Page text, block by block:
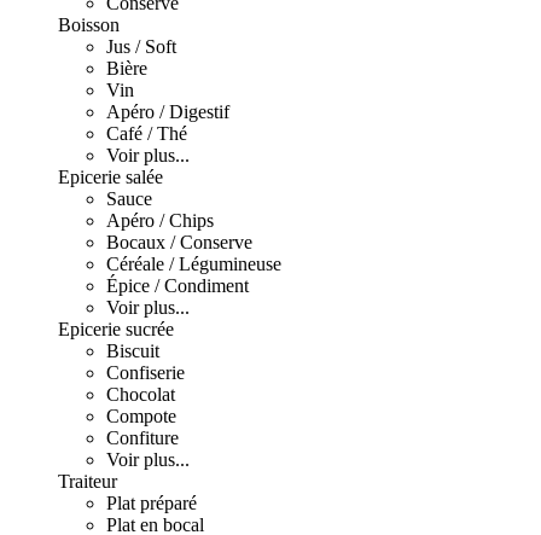
Boisson
Jus / Soft
Bière
Vin
Apéro / Digestif
Café / Thé
Voir plus...
Epicerie salée
Sauce
Apéro / Chips
Bocaux / Conserve
Céréale / Légumineuse
Épice / Condiment
Voir plus...
Epicerie sucrée
Biscuit
Confiserie
Chocolat
Compote
Confiture
Voir plus...
Traiteur
Plat préparé
Plat en bocal